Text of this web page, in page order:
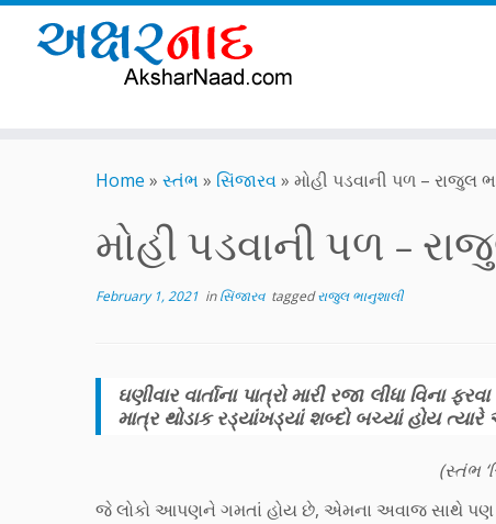
Home » સ્તંભ » સિંજારવ» મોહી પડવાની પળ – રાજુલ
મોહી પડવાની પળ –
February 1, 2021 inસિંજારવ taggedરાજુલ ભાનુશાલી
ઘણીવાર વાર્તાના પાત્રો મારી રજા લીધા
માત્ર થોડાક રડ્યાંખડ્યાં શબ્દો બચ્યાં હોય
(સ્તંભ
જે લોકો આપણને ગમતાં હોય છે, એમના અવાજ સાથે